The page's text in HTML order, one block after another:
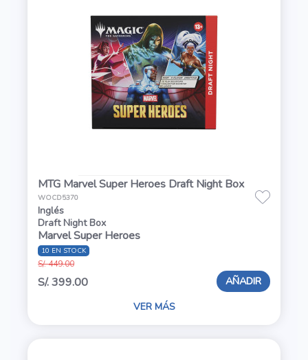
MTG Marvel Super Heroes Draft Night Box
WOCD5370
Inglés
Draft Night Box
Marvel Super Heroes
10 EN STOCK
S/. 449.00
S/. 399.00 AÑADIR
VER MÁS